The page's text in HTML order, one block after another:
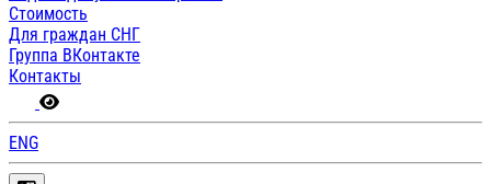
Стоимость
Для граждан СНГ
Группа ВКонтакте
Контакты
ENG